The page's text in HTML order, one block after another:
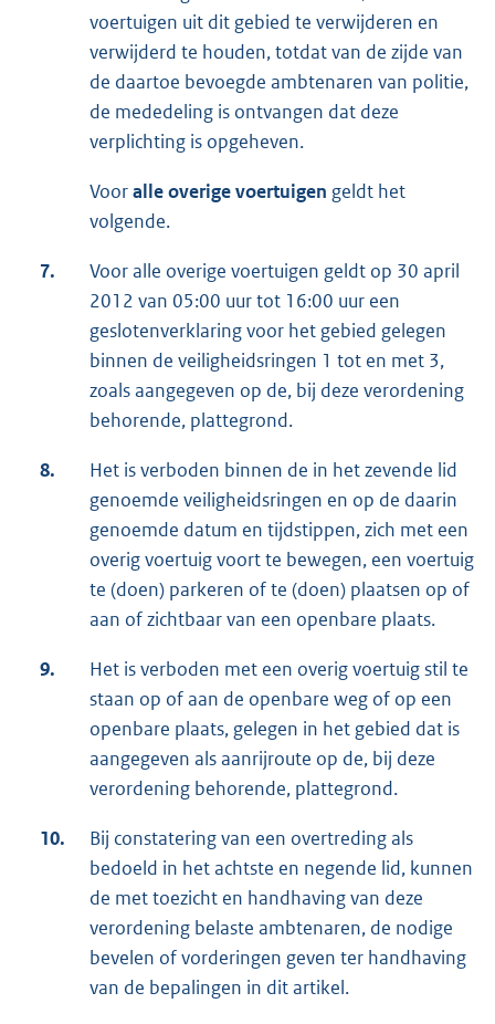
voertuigen uit dit gebied te verwijderen en
verwijderd te houden, totdat van de zijde van
de daartoe bevoegde ambtenaren van politie,
de mededeling is ontvangen dat deze
verplichting is opgeheven.
Vooralle overige voertuigen geldt het
volgende.
7.
Voor alle overige voertuigen geldt op 30 april
2012 van 05:00 uur tot 16:00 uur een
geslotenverklaring voor het gebied gelegen
binnen de veiligheidsringen 1 tot en met 3,
zoals aangegeven op de, bij deze verordening
behorende, plattegrond.
8.
Het is verboden binnen de in het zevende lid
genoemde veiligheidsringen en op de daarin
genoemde datum en tijdstippen, zich met een
overig voertuig voort te bewegen, een voertuig
te (doen) parkeren of te (doen) plaatsen op of
aan of zichtbaar van een openbare plaats.
9.
Het is verboden met een overig voertuig stil te
staan op of aan de openbare weg of op een
openbare plaats, gelegen in het gebied dat is
aangegeven als aanrijroute op de, bij deze
verordening behorende, plattegrond.
10.
Bij constatering van een overtreding als
bedoeld in het achtste en negende lid, kunnen
de met toezicht en handhaving van deze
verordening belaste ambtenaren, de nodige
bevelen of vorderingen geven ter handhaving
van de bepalingen in dit artikel.